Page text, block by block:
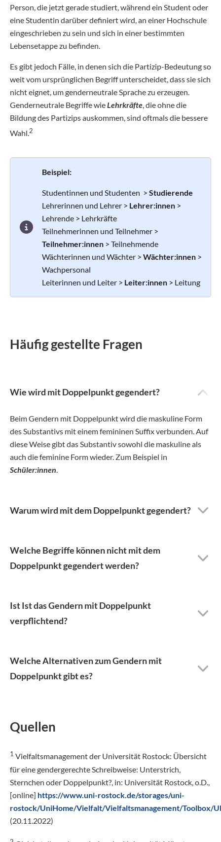
Person, die jetzt gerade studiert, während ein Student oder
eine Studentin darüber definiert wird, an einer Hochschule
eingeschrieben zu sein und sich in einer bestimmten
Lebensetappe zu befinden.
Es gibt jedoch Fälle, in denen sich die Partizip-Bedeutung so
weit vom ursprünglichen Begriff unterscheidet, dass sie sich
nicht eignet, um genderneutrale Sprache zu erzeugen.
Genderneutrale Begriffe wieLehrkräfte, die ohne die
Bildung des Partizips auskommen, sind oftmals die bessere
Wahl.2
Beispiel:
Studentinnen und Studenten > Studierende
Lehrerinnen und Lehrer > Lehrer:innen >
Lehrende > Lehrkräfte
Teilnehmerinnen und Teilnehmer >
Teilnehmer:innen > Teilnehmende
Wächterinnen und Wächter > Wächter:innen >
Wachpersonal
Leiterinnen und Leiter > Leiter:innen > Leitung
Häufig gestellte Fragen
Wie wird mit Doppelpunkt gegendert?
Beim Gendern mit Doppelpunkt wird die maskuline Form
des Substantivs mit einem femininen Suffix verbunden. Auf
diese Weise gibt das Substantiv sowohl die maskuline als
auch die feminine Form wieder. Zum Beispiel in
Schüler:innen
Warum wird mit dem Doppelpunkt gegendert?
Welche Begriffe können nicht mit dem
Doppelpunkt gegendert werden?
Ist Ist das Gendern mit Doppelpunkt
verpflichtend?
Welche Alternativen zum Gendern mit
Doppelpunkt gibt es?
Quellen
1 Vielfaltsmanagement der Universität Rostock: Übersicht
für eine gendergerechte Schreibweise: Unterstrich,
Sternchen oder Doppelpunkt?, in: Universität Rostock, o.D.,
[online] https://www.uni-rostock.de/storages/uni-
rostock/UniHome/Vielfalt/Vielfaltsmanagement/Toolbox/
(20.11.2022)